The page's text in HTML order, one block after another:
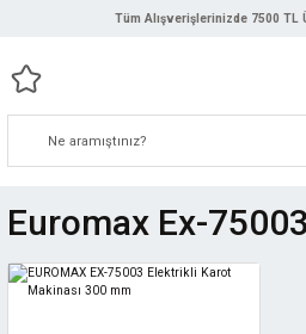
Tüm Alışverişlerinizde 7500 TL
Euromax Ex-75003